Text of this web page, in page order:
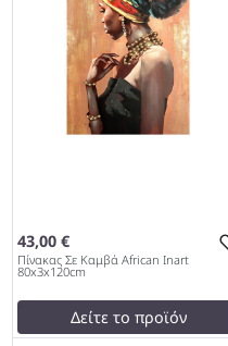
43,00 €
Πίνακας Σε Καμβά African Inart
80x3x120cm
Δείτε το προϊόν